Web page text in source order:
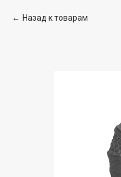
Назад к товарам